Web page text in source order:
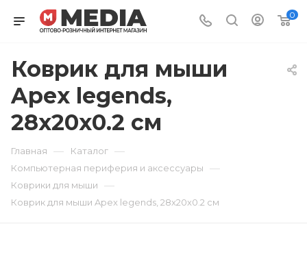
0
Коврик для мыши
Apex legends,
28x20x0.2 см
Главная — Каталог —
Компьютерная периферия и аксессуары —
Коврики для мыши —
Коврик для мыши Apex legends, 28x20x0.2 см